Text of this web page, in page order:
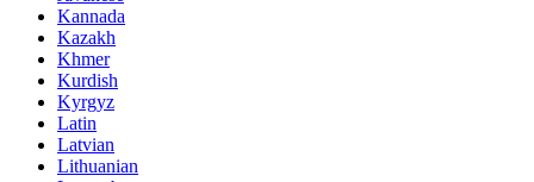
Kannada
Kazakh
Khmer
Kurdish
Kyrgyz
Latin
Latvian
Lithuanian